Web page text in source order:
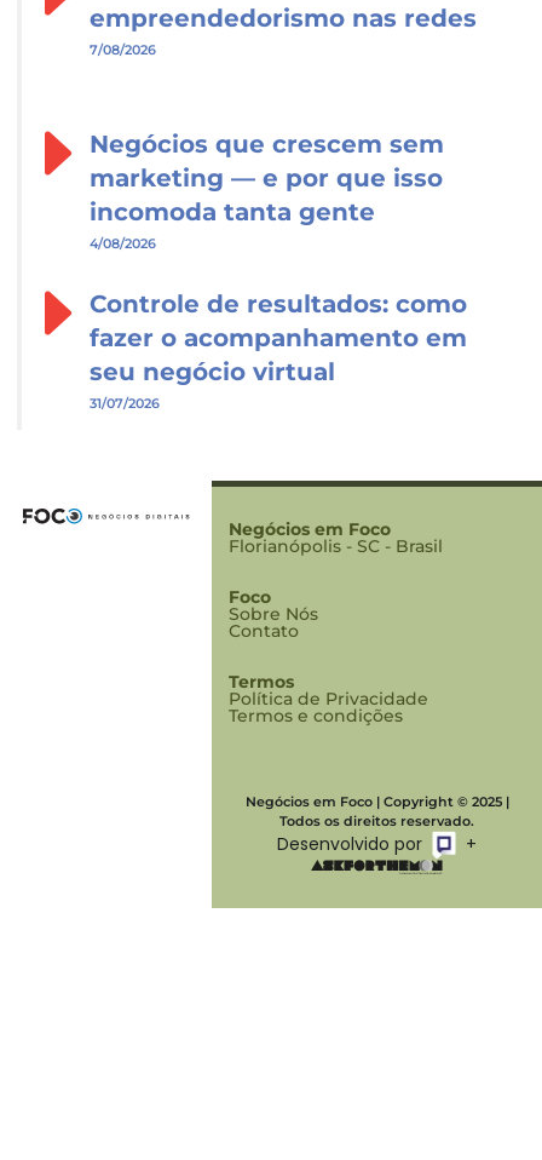
empreendedorismo nas redes
7/08/2026
Negócios que crescem sem
marketing — e por que isso
incomoda tanta gente
4/08/2026
Controle de resultados: como
fazer o acompanhamento em
seu negócio virtual
31/07/2026
Negócios em Foco
Florianópolis - SC - Brasil
Foco
Sobre Nós
Contato
Termos
Política de Privacidade
Termos e condições
Negócios em Foco | Copyright © 2025 |
Todos os direitos reservado.
Desenvolvido por +